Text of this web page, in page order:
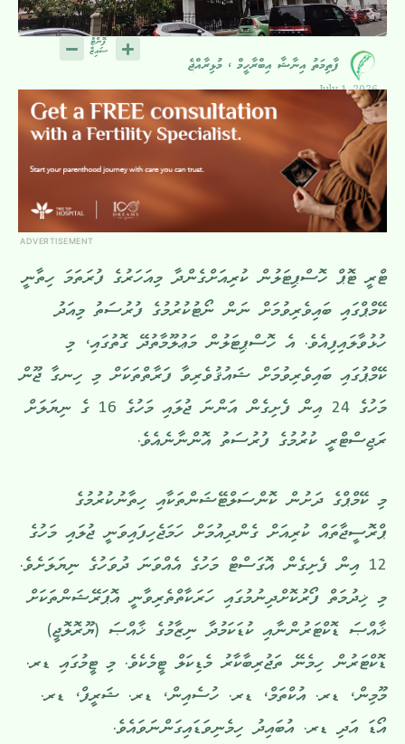
ފާތިމަތު އިނާޝާ އިބްރާހީމް ، މުޅިރާއްޖެ
July 1, 2026
ADVERTISEMENT
ޓްރީ ޓޮޕް ހޮސްޕިޓަލުން ކުރިއަށްގެންދާ މިއަހަރުގެ ފުރަތަމަ ހިތާނީ
ކޭމްޕްގައި ބައިވެރިވުމަށް ނަން ނޯޓުކުރުމުގެ ފުރުސަތު މިއަދު
ހުޅުވާލައިފިއެވެ. އެ ހޮސްޕިޓަލުން މަޢުލޫމާތުދޭ ގޮތުގައި، މި
ކޭމްޕުގައި ބައިވެރިވުމަށް ޝައުޤުވެރިވާ ފަރާތްތަކަށް މި ހިނގާ ޖޫން
މަހުގެ 24 އިން ފެށިގެން އަންނަ ޖުލައި މަހުގެ 16 ގެ ނިޔަލަށް
ރަޖިސްޓްރީ ކުރުމުގެ ފުރުސަތު އޮންނާނެއެވެ.
މި ކޭމްޕްގެ ދަށުން ކޮންސަލްޓޭޝަންތަކާއި ހިތާނުކުރުމުގެ
ޕްރޮސީޖާތައް ކުރިއަށް ގެންދިއުމަށް ހަމަޖެހިފައިވަނީ ޖުލައި މަހުގެ
12 އިން ފެށިގެން އޮގަސްޓް މަހުގެ އެއްވަނަ ދުވަހުގެ ނިޔަލަށެވެ.
މި ޚިދުމަތް ފޯރުކޮށްދިނުމުގައި ހަރަކާތްތެރިވާނީ އޮޕަރޭޝަންތަކަށް
ޚާއްޞަ ޑޮކްޓަރުންނާއި ކުޑަކަމުދާ ނިޒާމުގެ ޚާއްޞަ (ޔޫރޮލޮޖީ)
ޑޮކްޓަރުން ހިމެނޭ ތަޖުރިބާކާރު މެޑިކަލް ޓީމެކެވެ. މި ޓީމުގައި ޑރ.
މޫމިން، ޑރ. އުކްތަމް، ޑރ. ހުސެއިން، ޑރ. ޝަރީފް، ޑރ.
އޯޑަ އަދި ޑރ. އުބައިދު ހިމެނިވަޑައިގަންނަވައެވެ.